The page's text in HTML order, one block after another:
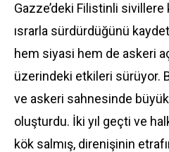
Gazze’deki Filistinli sivillere
ısrarla sürdürdüğünü
hem siyasi hem de askeri
üzerindeki etkileri sürüyor.
ve askeri sahnesinde
oluşturdu. İki yıl geçti ve
kök salmış, direnişinin